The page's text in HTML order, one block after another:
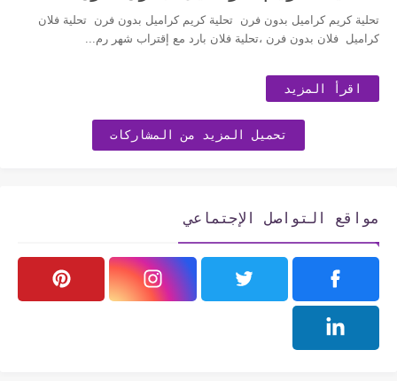
تحلية كريم كراميل بدون فرن تحلية كريم كراميل بدون فرن تحلية فلان
كراميل فلان بدون فرن ،تحلية فلان بارد مع إقتراب شهر رم...
اقرأ المزيد
تحميل المزيد من المشاركات
مواقع التواصل الإجتماعي